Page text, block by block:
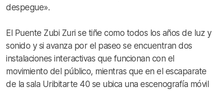
despegue».
El Puente Zubi Zuri se tiñe como todos los años de luz y
sonido y si avanza por el paseo se encuentran dos
instalaciones interactivas que funcionan con el
movimiento del público, mientras que en el escaparate
de la sala Uribitarte 40 se ubica una escenografía móvil